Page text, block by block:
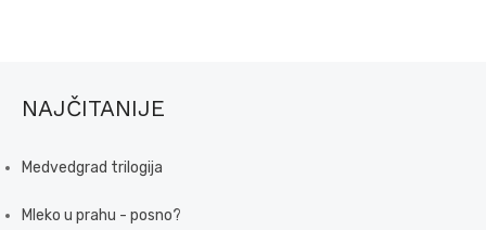
NAJČITANIJE
Medvedgrad trilogija
Mleko u prahu - posno?